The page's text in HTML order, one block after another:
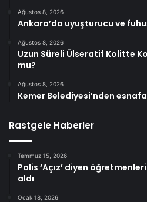
Ağustos 8, 2026
Ankara’da uyuşturucu ve
Ağustos 8, 2026
Uzun Süreli Ülseratif Kolitte
mu?
Ağustos 8, 2026
Kemer Belediyesi’nden
Rastgele Haberler
Temmuz 15, 2026
Polis ‘Açız’ diyen
aldı
Ocak 18, 2026